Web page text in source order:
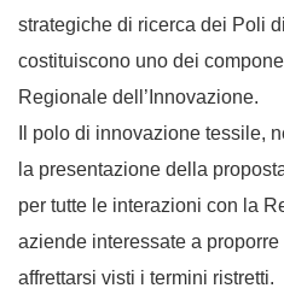
strategiche di ricerca dei Poli
costituiscono uno dei
Regionale dell’Innovazione.
Il polo di innovazione tessile,
la presentazione della
per tutte le interazioni con la
aziende interessate a
affrettarsi visti i termini ristretti.